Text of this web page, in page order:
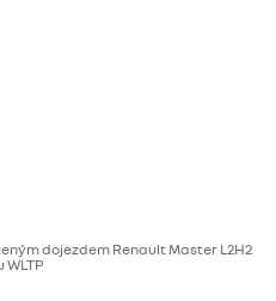
dojezdem Renault Master L2H2